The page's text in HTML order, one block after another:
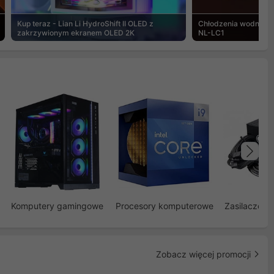
Kup teraz - Lian Li HydroShift II OLED z
zakrzywionym ekranem OLED 2K
Chłodzenia wodne
NL-LC1
Komputery gamingowe Procesory komputerowe Zasilacze
Zobacz więcej promocji